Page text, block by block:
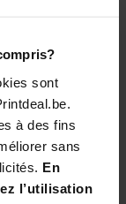
sont
à des fins
sans
En
l’utilisation